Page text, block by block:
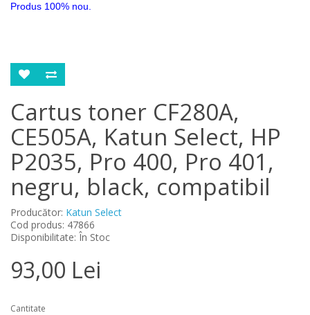
Produs 100% nou.
Cartus toner CF280A,
CE505A, Katun Select, HP
P2035, Pro 400, Pro 401,
negru, black, compatibil
Producător: Katun Select
Cod produs: 47866
Disponibilitate: În Stoc
93,00 Lei
Cantitate